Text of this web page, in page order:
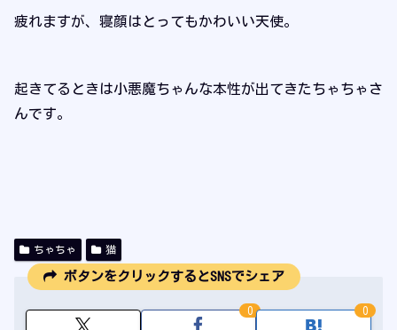
疲れますが、寝顔はとってもかわいい天使。
起きてるときは小悪魔ちゃんな本性が出てきたちゃちゃさ
んです。
ちゃちゃ 猫
ボタンをクリックするとSNSでシェア
0 0